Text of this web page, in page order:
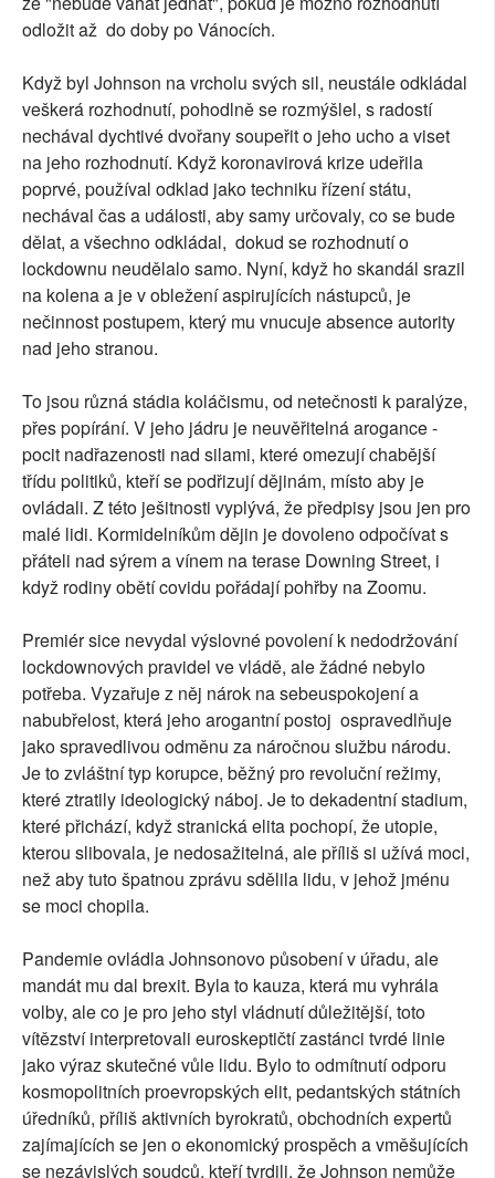
odložit až do doby po Vánocích.
Když byl Johnson na vrcholu svých sil, neustále odkládal
veškerá rozhodnutí, pohodlně se rozmýšlel, s radostí
nechával dychtivé dvořany soupeřit o jeho ucho a viset
na jeho rozhodnutí. Když koronavirová krize udeřila
poprvé, používal odklad jako techniku řízení státu,
nechával čas a události, aby samy určovaly, co se bude
dělat, a všechno odkládal, dokud se rozhodnutí o
lockdownu neudělalo samo. Nyní, když ho skandál srazil
na kolena a je v obležení aspirujících nástupců, je
nečinnost postupem, který mu vnucuje absence autority
nad jeho stranou.
To jsou různá stádia koláčismu, od netečnosti k paralýze,
přes popírání. V jeho jádru je neuvěřitelná arogance -
pocit nadřazenosti nad silami, které omezují chabější
třídu politiků, kteří se podřizují dějinám, místo aby je
ovládali. Z této ješitnosti vyplývá, že předpisy jsou jen pro
malé lidi. Kormidelníkům dějin je dovoleno odpočívat s
přáteli nad sýrem a vínem na terase Downing Street, i
když rodiny obětí covidu pořádají pohřby na Zoomu.
Premiér sice nevydal výslovné povolení k nedodržování
lockdownových pravidel ve vládě, ale žádné nebylo
potřeba. Vyzařuje z něj nárok na sebeuspokojení a
nabubřelost, která jeho arogantní postoj ospravedlňuje
jako spravedlivou odměnu za náročnou službu národu.
Je to zvláštní typ korupce, běžný pro revoluční režimy,
které ztratily ideologický náboj. Je to dekadentní stadium,
které přichází, když stranická elita pochopí, že utopie,
kterou slibovala, je nedosažitelná, ale příliš si užívá moci,
než aby tuto špatnou zprávu sdělila lidu, v jehož jménu
se moci chopila.
Pandemie ovládla Johnsonovo působení v úřadu, ale
mandát mu dal brexit. Byla to kauza, která mu vyhrála
volby, ale co je pro jeho styl vládnutí důležitější, toto
vítězství interpretovali euroskeptičtí zastánci tvrdé linie
jako výraz skutečné vůle lidu. Bylo to odmítnutí odporu
kosmopolitních proevropských elit, pedantských státních
úředníků, příliš aktivních byrokratů, obchodních expertů
zajímajících se jen o ekonomický prospěch a vměšujících
se nezávislých soudců, kteří tvrdili, že Johnson nemůže